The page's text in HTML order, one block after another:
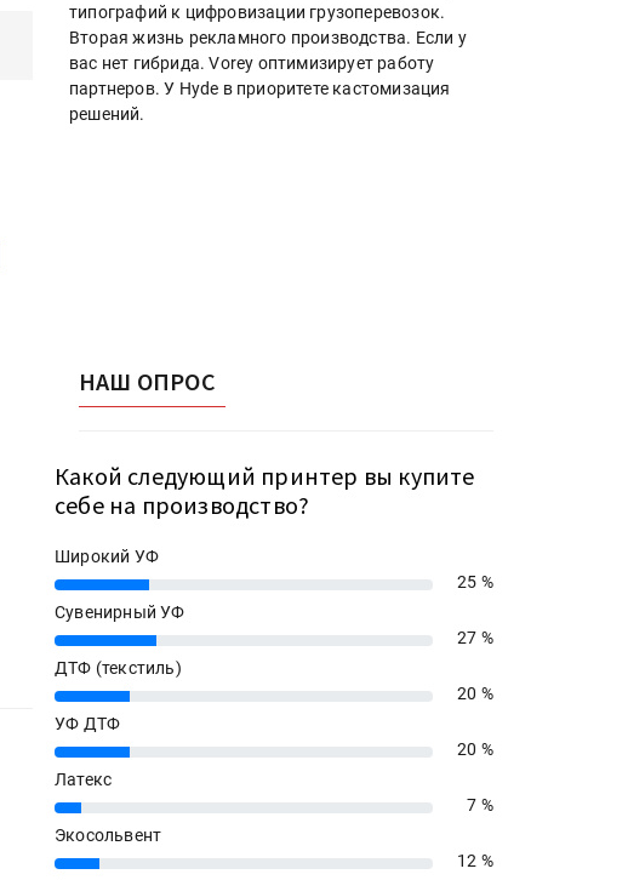
типографий к цифровизации грузоперевозок.
Вторая жизнь рекламного производства. Если у
вас нет гибрида. Vorey оптимизирует работу
партнеров. У Hyde в приоритете кастомизация
решений.
НАШ ОПРОС
Какой следующий принтер вы купите
себе на производство?
Широкий УФ
25%
25 %
Сувенирный УФ
27%
27 %
ДТФ (текстиль)
20%
20 %
УФ ДТФ
20%
20 %
Латекс
7%
7 %
Экосольвент
12%
12 %